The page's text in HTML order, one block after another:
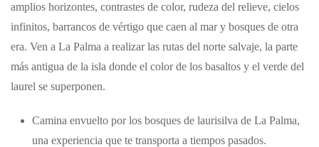
amplios horizontes, contrastes de color, rudeza del relieve, cielos
infinitos, barrancos de vértigo que caen al mar y bosques de otra
era. Ven a La Palma a realizar las rutas del norte salvaje, la parte
más antigua de la isla donde el color de los basaltos y el verde del
laurel se superponen.
Camina envuelto por los bosques de laurisilva de La Palma,
una experiencia que te transporta a tiempos pasados.